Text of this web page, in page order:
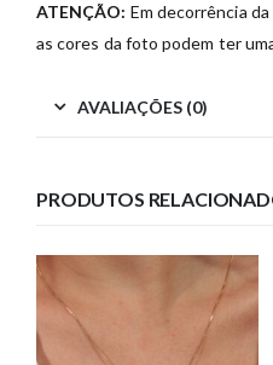
ATENÇÃO: Em decorrência
as cores da foto podem ter
AVALIAÇÕES (0)
PRODUTOS